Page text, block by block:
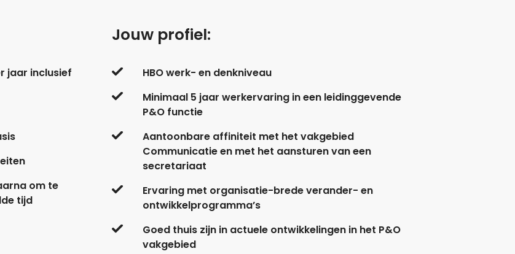
jaar inclusief
om te
tijd
Jouw profiel:
HBO werk- en denkniveau
Minimaal 5 jaar werkervaring in een leidinggevende
P&O functie
Aantoonbare affiniteit met het vakgebied
Communicatie en met het aansturen van een
secretariaat
Ervaring met organisatie-brede verander- en
ontwikkelprogramma’s
Goed thuis zijn in actuele ontwikkelingen in het P&O
vakgebied